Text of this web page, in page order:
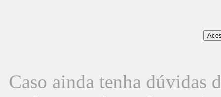
Caso ainda tenha dúvidas